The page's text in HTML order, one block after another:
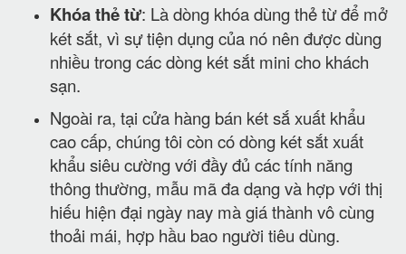
Khóa thẻ từ: Là dòng khóa dùng thẻ từ để mở
két sắt, vì sự tiện dụng của nó nên được dùng
nhiều trong các dòng két sắt mini cho khách
sạn.
Ngoài ra, tại cửa hàng bán két sắ xuất khẩu
cao cấp, chúng tôi còn có dòng két sắt xuất
khẩu siêu cường với đầy đủ các tính năng
thông thường, mẫu mã đa dạng và hợp với thị
hiếu hiện đại ngày nay mà giá thành vô cùng
thoải mái, hợp hầu bao người tiêu dùng.